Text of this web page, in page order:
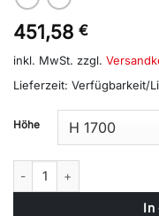
451,58 €
inkl. MwSt. zzgl.
Lieferzeit: Verfügbarkeit/
Höhe
Balkontür zweiflügelig,
In